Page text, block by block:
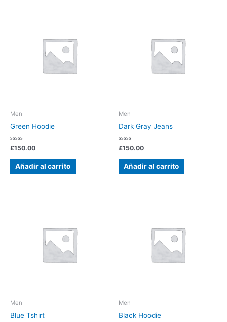
Men
Green Hoodie
Valorado
0
£150.00
Añadir al carrito
Men
Dark Gray Jeans
Valorado
0
£150.00
Añadir al carrito
Men
Blue Tshirt
Men
Black Hoodie